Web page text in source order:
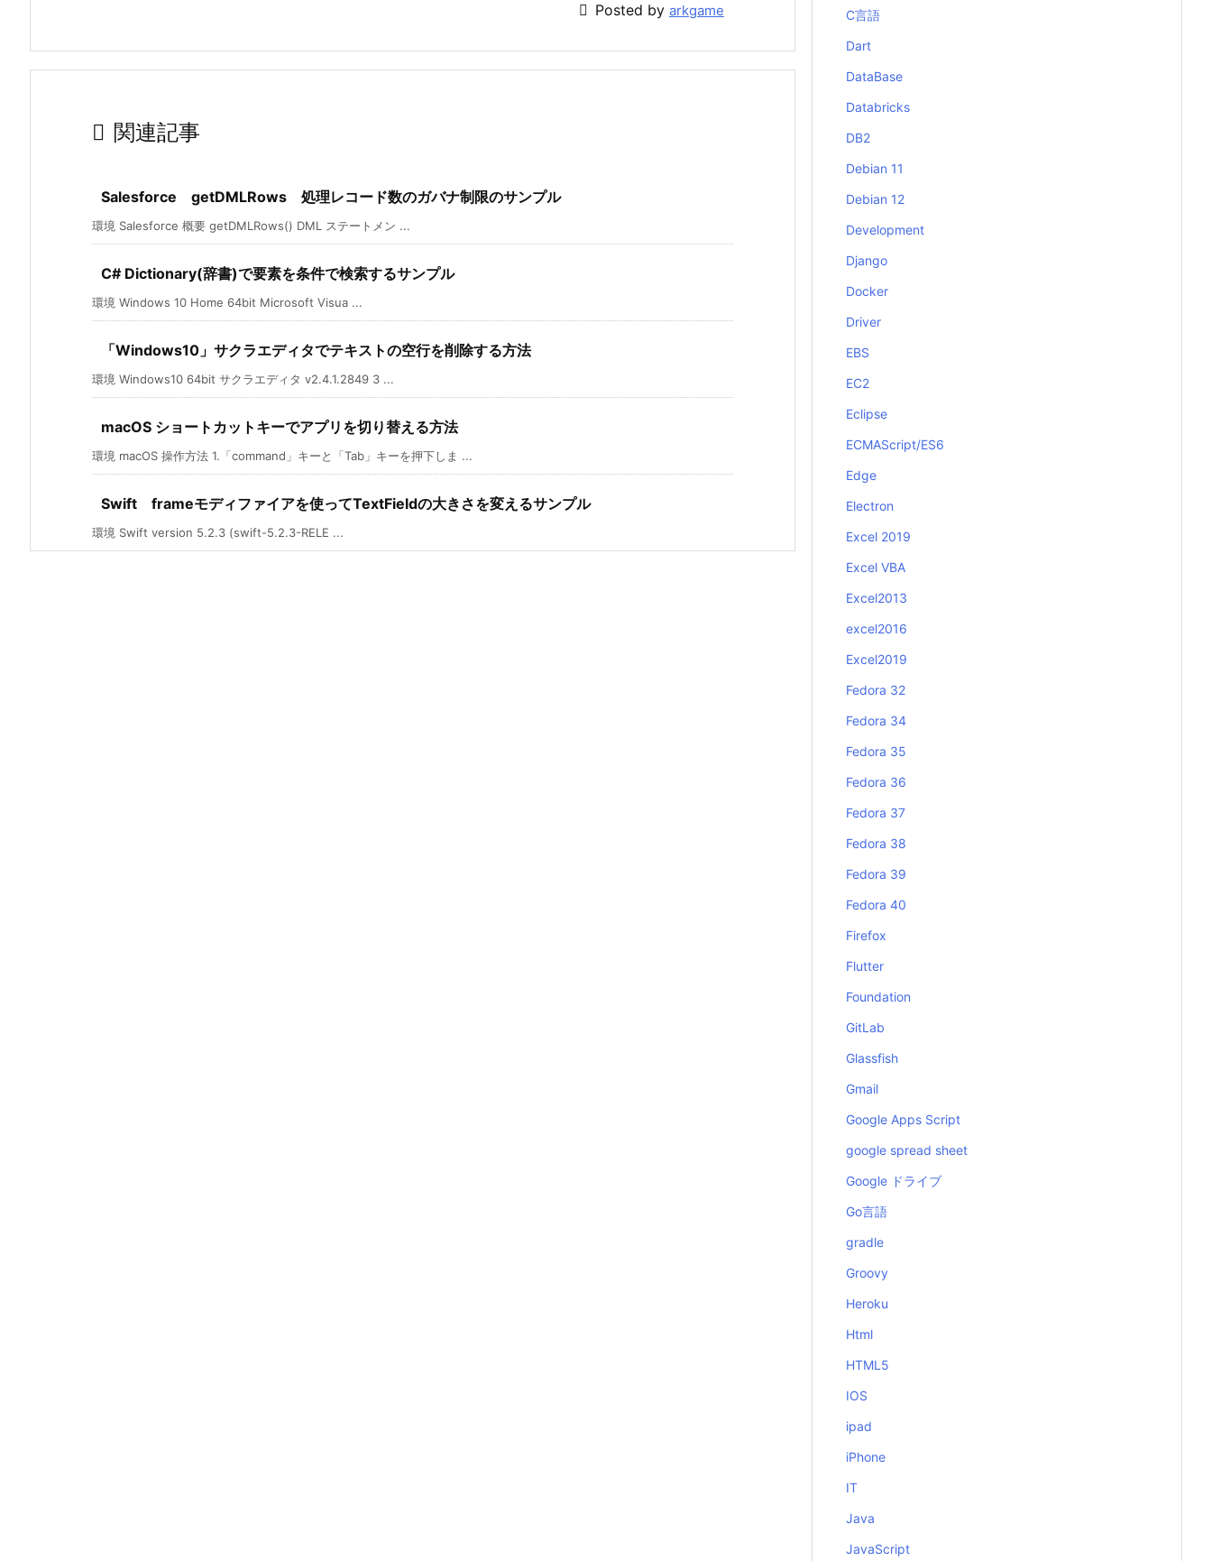
 Posted by arkgame
 関連記事
Salesforce getDMLRows 処理レコード数のガバナ制限のサンプル
環境 Salesforce 概要 getDMLRows() DML ステートメン ...
C# Dictionary(辞書)で要素を条件で検索するサンプル
環境 Windows 10 Home 64bit Microsoft Visua ...
「Windows10」サクラエディタでテキストの空行を削除する方法
環境 Windows10 64bit サクラエディタ v2.4.1.2849 3 ...
macOS ショートカットキーでアプリを切り替える方法
環境 macOS 操作方法 1.「command」キーと「Tab」キーを押下しま ...
Swift frameモディファイアを使ってTextFieldの大きさを変えるサンプル
環境 Swift version 5.2.3 (swift-5.2.3-RELE ...
C言語
Dart
DataBase
Databricks
DB2
Debian 11
Debian 12
Development
Django
Docker
Driver
EBS
EC2
Eclipse
ECMAScript/ES6
Edge
Electron
Excel 2019
Excel VBA
Excel2013
excel2016
Excel2019
Fedora 32
Fedora 34
Fedora 35
Fedora 36
Fedora 37
Fedora 38
Fedora 39
Fedora 40
Firefox
Flutter
Foundation
GitLab
Glassfish
Gmail
Google Apps Script
google spread sheet
Google ドライブ
Go言語
gradle
Groovy
Heroku
Html
HTML5
IOS
ipad
iPhone
IT
Java
JavaScript